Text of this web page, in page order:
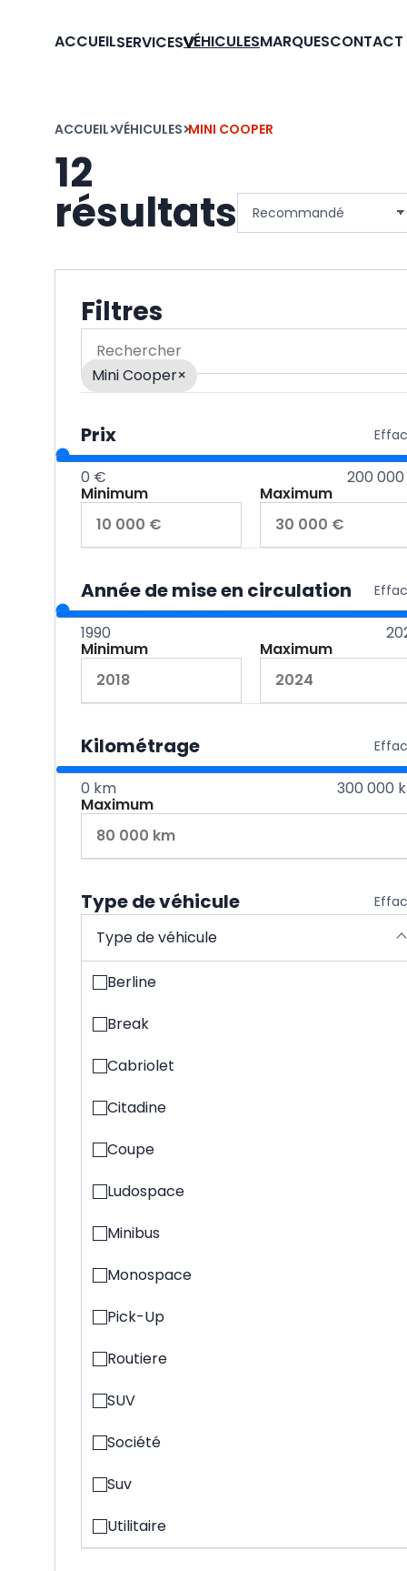
ACCUEILSERVICESVÉHICULESMARQUESCONTACT
ACCUEIL VÉHICULES MINI COOPER
12
résultats Trier les véhicules
Filtres
Mini Cooper×
Prix
0 € 200
Minimum Maximum
Année de mise en circulation
1990
Minimum Maximum
Kilométrage
0 km 300 000
Maximum
Type de véhicule
Type de véhicule
Berline
Break
Cabriolet
Citadine
Coupe
Ludospace
Minibus
Monospace
Pick-Up
Routiere
SUV
Société
Suv
Utilitaire